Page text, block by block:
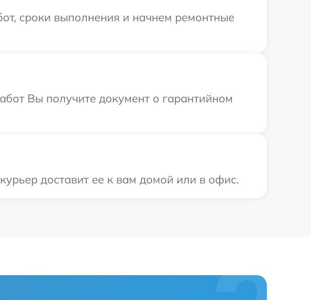
сроки выполнения и начнем ремонтные
Вы получите документ о гарантийном
доставит ее к вам домой или в офис.